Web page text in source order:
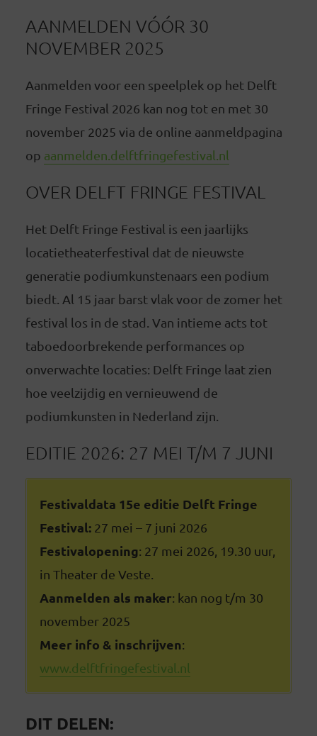
AANMELDEN VÓÓR 30
NOVEMBER 2025
Aanmelden voor een speelplek op het Delft
Fringe Festival 2026 kan nog tot en met 30
november 2025 via de online aanmeldpagina
op aanmelden.delftfringefestival.nl
OVER DELFT FRINGE FESTIVAL
Het Delft Fringe Festival is een jaarlijks
locatietheaterfestival dat de nieuwste
generatie podiumkunstenaars een podium
biedt. Al 15 jaar barst vlak voor de zomer het
festival los in de stad. Van intieme acts tot
taboedoorbrekende performances op
onverwachte locaties: Delft Fringe laat zien
hoe veelzijdig en vernieuwend de
podiumkunsten in Nederland zijn.
EDITIE 2026: 27 MEI T/M 7 JUNI
Festivaldata 15e editie Delft Fringe
Festival:27 mei – 7 juni 2026
Festivalopening: 27 mei 2026, 19.30 uur,
in Theater de Veste.
Aanmelden als maker: kan nog t/m 30
november 2025
Meer info & inschrijven:
www.delftfringefestival.nl
DIT DELEN: